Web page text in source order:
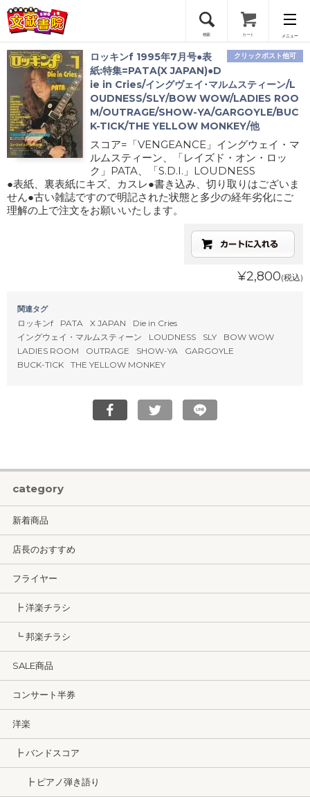
検索 カート メニュー
会員登録
ログイン
クリックポスト他可
ロッキンf 1995年7月号●表
紙:特集=PATA(X JAPAN)●D
ie in Cries/イングヴェイ･マルムスティーン/L
OUDNESS/SLY/BOW WOW/LADIES ROO
M/OUTRAGE/SHOW-YA/GARGOYLE/BUC
K-TICK/THE YELLOW MONKEY/他
スコア=「VENGEANCE」イングウェイ・マ
ルムスティーン、「レイズド・オン・ロッ
ク」PATA、「S.D.I.」LOUDNESS
●表紙、裏表紙にキズ、カスレ●書き込み、切り取りはございま
せん●古い雑誌ですので明記された状態と多少の経年劣化にご
理解の上で注文をお願いいたします。
¥2,800(税込)
関連タグ
ロッキンf PATA X JAPAN
Die in Cries
イングウェイ・マルムスティーン
LOUDNESS SLY
BOW WOW
LADIES ROOM
OUTRAGE SHOW-YA
GARGOYLE
BUCK-TICK
THE YELLOW MONKEY
category
新着商品
店長のおすすめ
フライヤー
┣ 洋楽チラシ
┗ 邦楽チラシ
SALE商品
コンサート半券
洋楽
┣ バンドスコア
┣ ピアノ弾き語り